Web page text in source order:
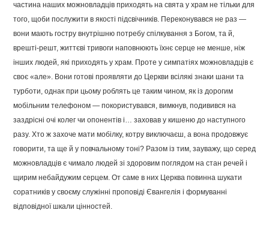
частина наших можновладців приходять на свята у храм не тільки для
того, щоби послужити в якості підсвічників. Переконувався не раз —
вони мають гостру внутрішню потребу спілкування з Богом, та й,
врешті-решт, життєві тривоги наповнюють їхнє серце не менше, ніж
інших людей, які приходять у храм. Проте у симпатіях можновладців є
своє «але». Вони готові проявляти до Церкви всілякі знаки шани та
турботи, однак при цьому роблять це таким чином, як із дорогим
мобільним телефоном — покористувався, вимкнув, подивився на
заздрісні очі колег чи опонентів і… заховав у кишеню до наступного
разу. Хто ж захоче мати мобілку, котру виключаєш, а вона продовжує
говорити, та ще й у повчальному тоні? Разом із тим, зауважу, що серед
можновладців є чимало людей зі здоровим поглядом на стан речей і
щирим небайдужим серцем. От саме в них Церква повинна шукати
соратників у своєму служінні проповіді Євангелія і формуванні
відповідної шкали цінностей.